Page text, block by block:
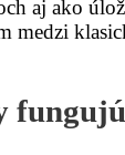
aj ako
medzi
fungujú